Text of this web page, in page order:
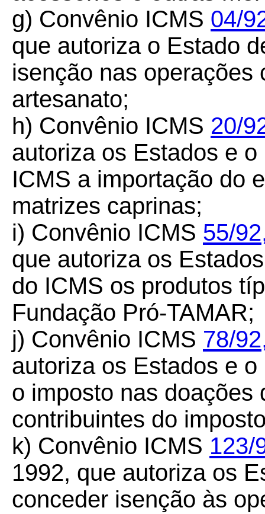
g) Convênio ICMS 04/
que autoriza o Estado
isenção nas operações
artesanato;
h) Convênio ICMS 20/
autoriza os Estados e
ICMS a importação do
matrizes caprinas;
i) Convênio ICMS 55/
que autoriza os
do ICMS os produtos
Fundação Pró-TAMAR;
j) Convênio ICMS 78/
autoriza os Estados e
o imposto nas doações
contribuintes do
k) Convênio ICMS 123/
1992, que autoriza os
conceder isenção às